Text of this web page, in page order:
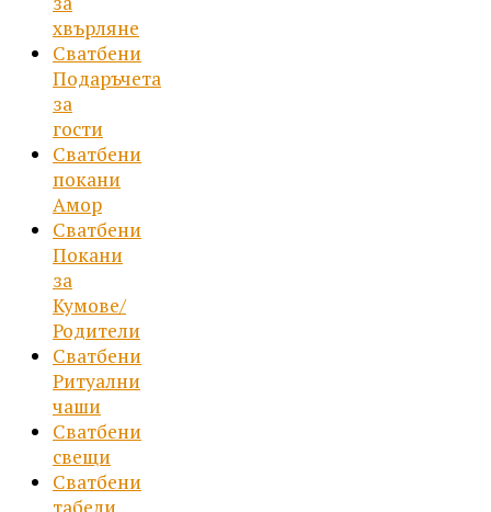
хвърляне
Сватбени
Подаръчета
за
гости
Сватбени
покани
Амор
Сватбени
Покани
за
Кумове/
Родители
Сватбени
Ритуални
чаши
Сватбени
свещи
Сватбени
табели